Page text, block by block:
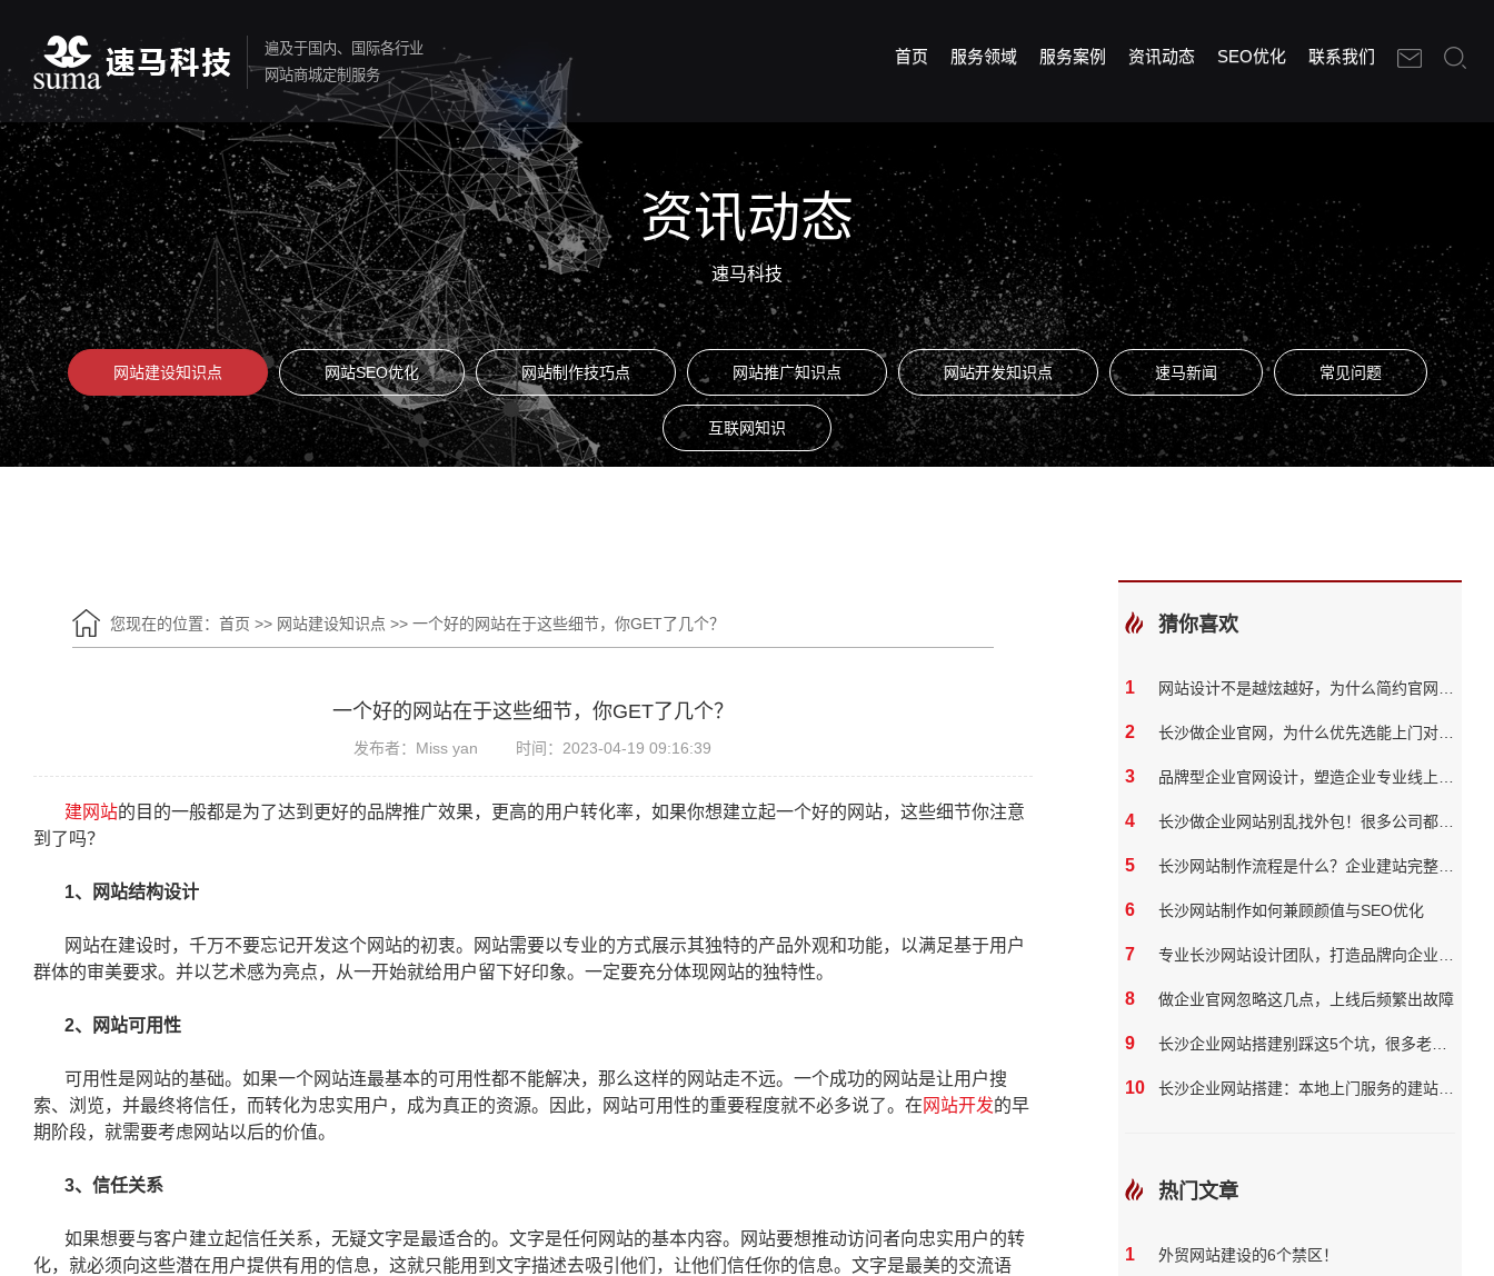
遍及于国内、国际各行业
网站商城定制服务
首页 服务领域 服务案例 资讯动态 SEO优化 联系我们
资讯动态
速马科技
网站建设知识点 网站SEO优化 网站制作技巧点 网站推广知识点 网站开发知识点 速马新闻 常见问题
互联网知识
您现在的位置： 首页 >> 网站建设知识点 >> 一个好的网站在于这些细节，你GET了几个？
一个好的网站在于这些细节，你GET了几个？
发布者：Miss yan 时间：2023-04-19 09:16:39
建网站的目的一般都是为了达到更好的品牌推广效果，更高的用户转化率，如果你想建立起一个好的网站，这些细节你注意
到了吗？
1、网站结构设计
网站在建设时，千万不要忘记开发这个网站的初衷。网站需要以专业的方式展示其独特的产品外观和功能，以满足基于用户
群体的审美要求。并以艺术感为亮点，从一开始就给用户留下好印象。一定要充分体现网站的独特性。
2、网站可用性
可用性是网站的基础。如果一个网站连最基本的可用性都不能解决，那么这样的网站走不远。一个成功的网站是让用户搜
索、浏览，并最终将信任，而转化为忠实用户，成为真正的资源。因此，网站可用性的重要程度就不必多说了。在 网站开发的早
期阶段，就需要考虑网站以后的价值。
3、信任关系
如果想要与客户建立起信任关系，无疑文字是最适合的。文字是任何网站的基本内容。网站要想推动访问者向忠实用户的转
化，就必须向这些潜在用户提供有用的信息，这就只能用到文字描述去吸引他们，让他们信任你的信息。文字是最美的交流语
猜你喜欢
1
2
3
4
5
6 长沙网站制作如何兼顾颜值与SEO优化
7
8 做企业官网忽略这几点，上线后频繁出故障
9
10
热门文章
1 外贸网站建设的6个禁区！